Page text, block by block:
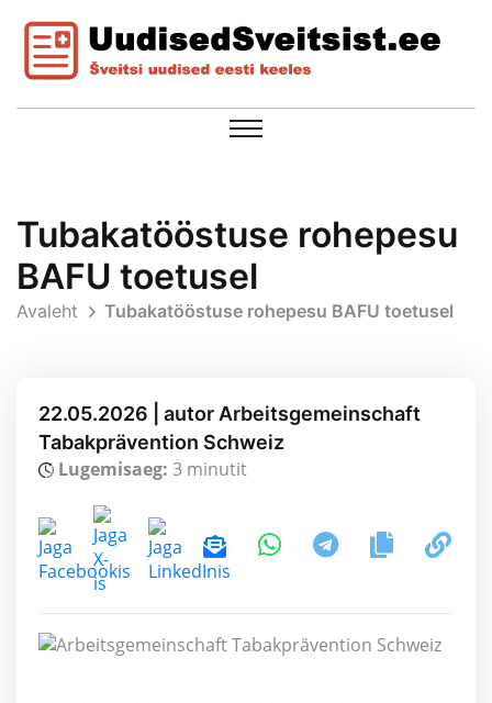
Tubakatööstuse rohepesu
BAFU toetusel
Avaleht Tubakatööstuse rohepesu BAFU toetusel
22.05.2026 | autor Arbeitsgemeinschaft
Tabakprävention Schweiz
Lugemisaeg: 3 minutit